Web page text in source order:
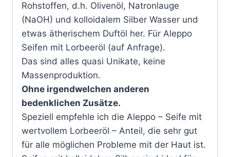
Rohstoffen, d.h. Olivenöl, Natronlauge
(NaOH) und kolloidalem Silber Wasser und
etwas ätherischem Duftöl her. Für Aleppo
Seifen mit Lorbeeröl (auf Anfrage).
Das sind alles quasi Unikate, keine
Massenproduktion.
Ohne irgendwelchen anderen
bedenklichen Zusätze.
Speziell empfehle ich die Aleppo – Seife mit
wertvollem Lorbeeröl – Anteil, die sehr gut
für alle möglichen Probleme mit der Haut ist.